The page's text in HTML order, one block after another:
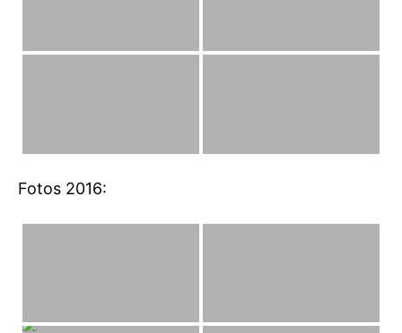
Fotos 2016: